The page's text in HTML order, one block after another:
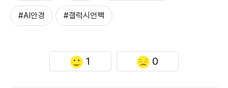
#AI안경 #갤럭시언팩
1 0